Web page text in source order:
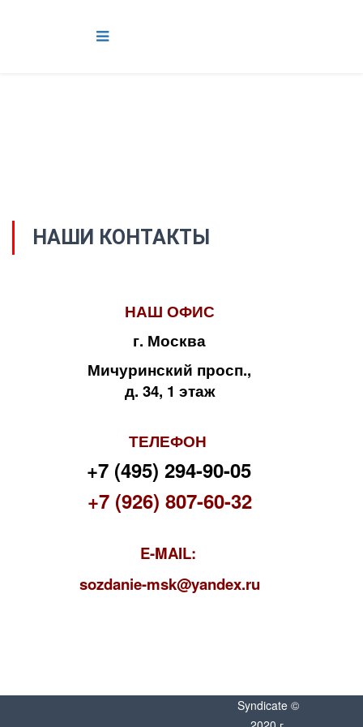
НАШИ КОНТАКТЫ
НАШ ОФИС
г. Москва
Мичуринский просп.,
д. 34, 1 этаж
ТЕЛЕФОН
+7 (495) 294-90-05
+7 (926) 807-60-32
E-MAIL:
sozdanie-msk@yandex.ru
Syndicate ©